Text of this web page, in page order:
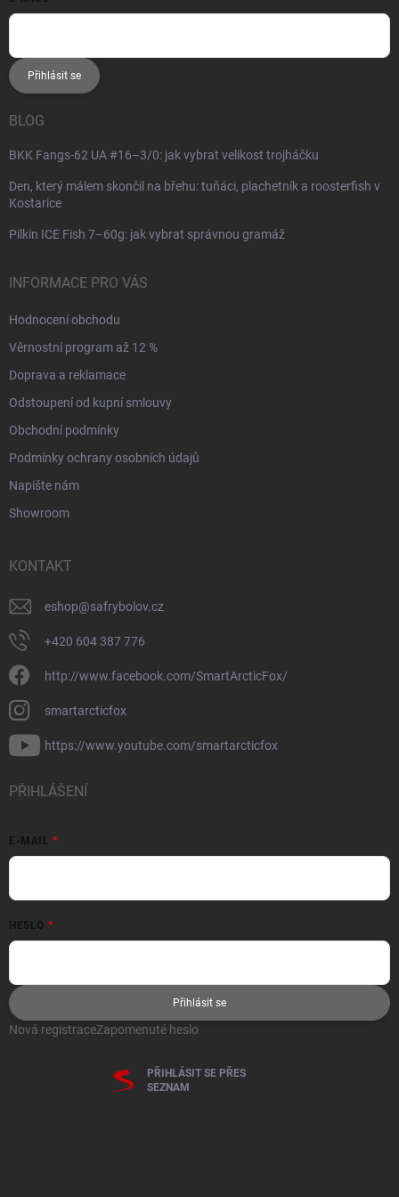
Přihlásit se
BLOG
BKK Fangs-62 UA #16–3/0: jak vybrat velikost trojháčku
Den, který málem skončil na břehu: tuňáci, plachetník a roosterfish v
Kostarice
Pilkin ICE Fish 7–60g: jak vybrat správnou gramáž
INFORMACE PRO VÁS
Hodnocení obchodu
Věrnostní program až 12 %
Doprava a reklamace
Odstoupení od kupní smlouvy
Obchodní podmínky
Podmínky ochrany osobních údajů
Napište nám
Showroom
KONTAKT
eshop@safrybolov.cz
+420 604 387 776
http://www.facebook.com/SmartArcticFox/
smartarcticfox
https://www.youtube.com/smartarcticfox
PŘIHLÁŠENÍ
E-MAIL
HESLO
Přihlásit se
Nová registraceZapomenuté heslo
PŘIHLÁSIT SE PŘES
SEZNAM